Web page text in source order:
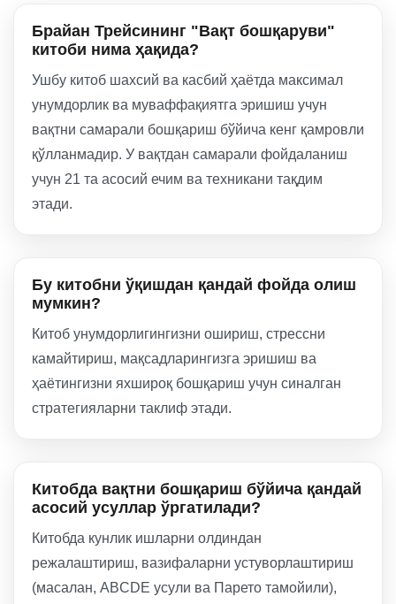
Брайан Трейсининг "Вақт бошқаруви"
китоби нима ҳақида?
Ушбу китоб шахсий ва касбий ҳаётда максимал
унумдорлик ва муваффақиятга эришиш учун
вақтни самарали бошқариш бўйича кенг қамровли
қўлланмадир. У вақтдан самарали фойдаланиш
учун 21 та асосий ечим ва техникани тақдим
этади.
Бу китобни ўқишдан қандай фойда олиш
мумкин?
Китоб унумдорлигингизни ошириш, стрессни
камайтириш, мақсадларингизга эришиш ва
ҳаётингизни яхшироқ бошқариш учун синалган
стратегияларни таклиф этади.
Китобда вақтни бошқариш бўйича қандай
асосий усуллар ўргатилади?
Китобда кунлик ишларни олдиндан
режалаштириш, вазифаларни устуворлаштириш
(масалан, ABCDE усули ва Парето тамойили),